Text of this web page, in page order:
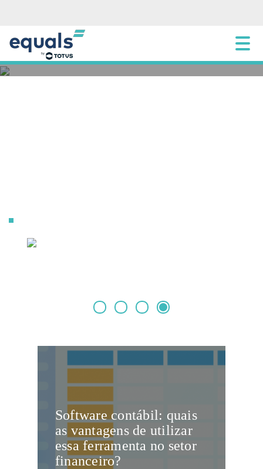
Software contábil: quais
as vantagens de utilizar
essa ferramenta no setor
financeiro?